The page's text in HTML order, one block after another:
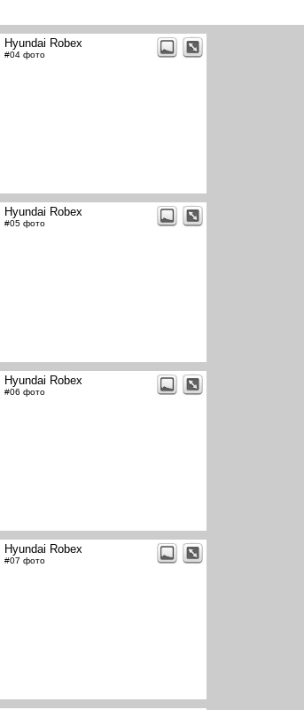
Hyundai Robex
#04 фото
Hyundai Robex
#05 фото
Hyundai Robex
#06 фото
Hyundai Robex
#07 фото